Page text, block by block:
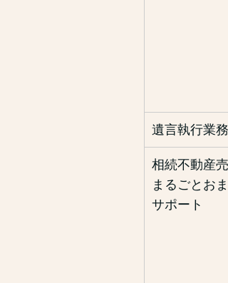
遺言執行業務
相続不動産
まるごとお
サポート